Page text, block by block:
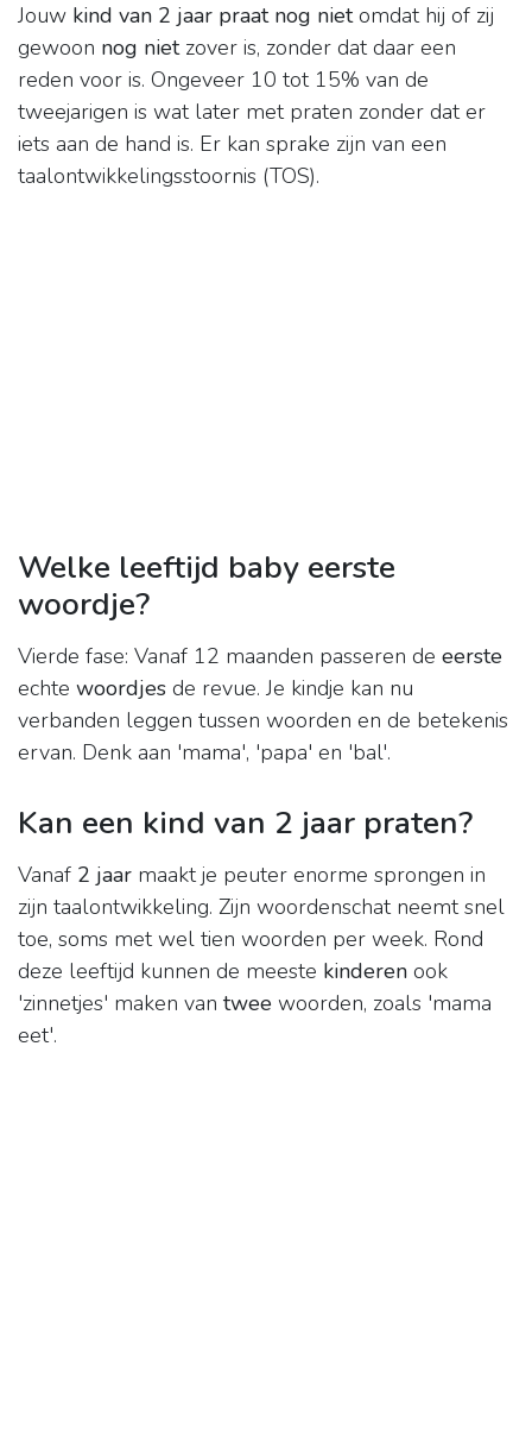
Jouw kind van 2 jaar praat nog nietomdat hij of zij
gewoon nog nietzover is, zonder dat daar een
reden voor is. Ongeveer 10 tot 15% van de
tweejarigen is wat later met praten zonder dat er
iets aan de hand is. Er kan sprake zijn van een
taalontwikkelingsstoornis (TOS).
Welke leeftijd baby eerste
woordje?
Vierde fase: Vanaf 12 maanden passeren de eerste
echte woordjes de revue. Je kindje kan nu
verbanden leggen tussen woorden en de betekenis
ervan. Denk aan 'mama', 'papa' en 'bal'.
Kan een kind van 2 jaar praten?
Vanaf 2 jaar maakt je peuter enorme sprongen in
zijn taalontwikkeling. Zijn woordenschat neemt snel
toe, soms met wel tien woorden per week. Rond
deze leeftijd kunnen de meeste kinderen ook
'zinnetjes' maken van twee woorden, zoals 'mama
eet'.